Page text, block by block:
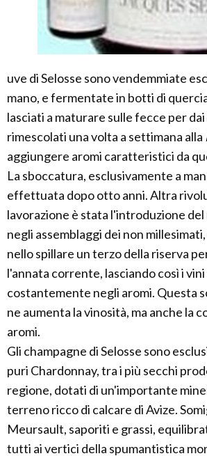
uve di Selosse sono vendemmiate
mano, e fermentate in botti di
lasciati a maturare sulle fecce per dai
rimescolati una volta a settimana alla
aggiungere aromi caratteristici da
La sboccatura, esclusivamente a
effettuata dopo otto anni. Altra
lavorazione è stata l'introduzione
negli assemblaggi dei non
nello spillare un terzo della riserva
l'annata corrente, lasciando così i
costantemente negli aromi. Questa
ne aumenta la vinosità, ma anche la
aromi.
Gli champagne di Selosse sono
puri Chardonnay, tra i più secchi
regione, dotati di un'importante
terreno ricco di calcare di Avize.
Meursault, saporiti e grassi,
tutti ai vertici della spumantistica